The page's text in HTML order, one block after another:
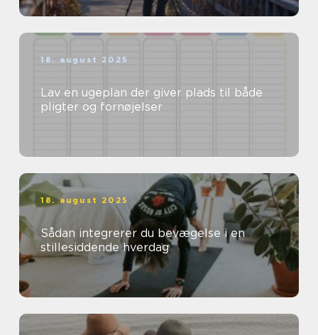
18. august 2025
Lav en ugeplan der giver plads til både
pligter og fornøjelser
18. august 2025
Sådan integrerer du bevægelse i en
stillesiddende hverdag